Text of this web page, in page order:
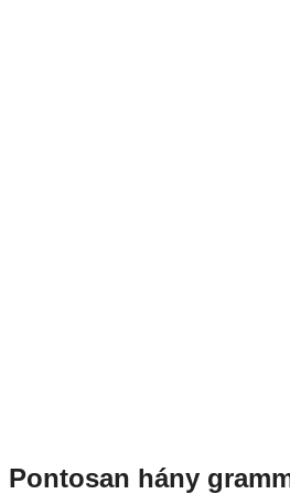
Pontosan hány